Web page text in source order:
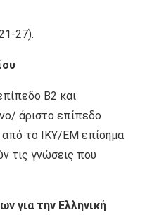
27).
Β2 και
άριστο επίπεδο
από το ΙΚΥ/ΕΜ επίσημα
τις γνώσεις που
για την Ελληνική